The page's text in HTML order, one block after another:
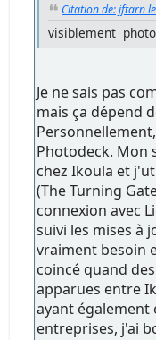
Citation de: jftarn
visiblement
Je ne sais pas
mais ça dépend
Photodeck. Mon
chez Ikoula et
(The Turning
connexion avec
suivi les mises à
vraiment besoin
coincé quand
apparues entre
ayant également
entreprises, j'ai